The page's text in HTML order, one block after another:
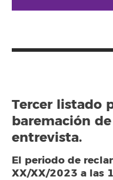
Tercer listado
baremación
entrevista.
El periodo de
XX/XX/2023 a las